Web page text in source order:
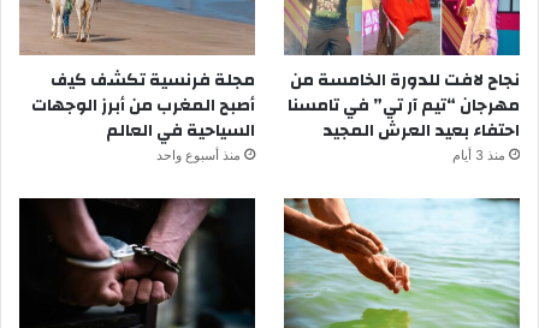
نجاح لافت للدورة الخامسة من
مهرجان “تيم آر تي” في تامسنا
احتفاء بعيد العرش المجيد
منذ 3 أيام
مجلة فرنسية تكشف كيف
أصبح المغرب من أبرز الوجهات
السياحية في العالم
منذ أسبوع واحد